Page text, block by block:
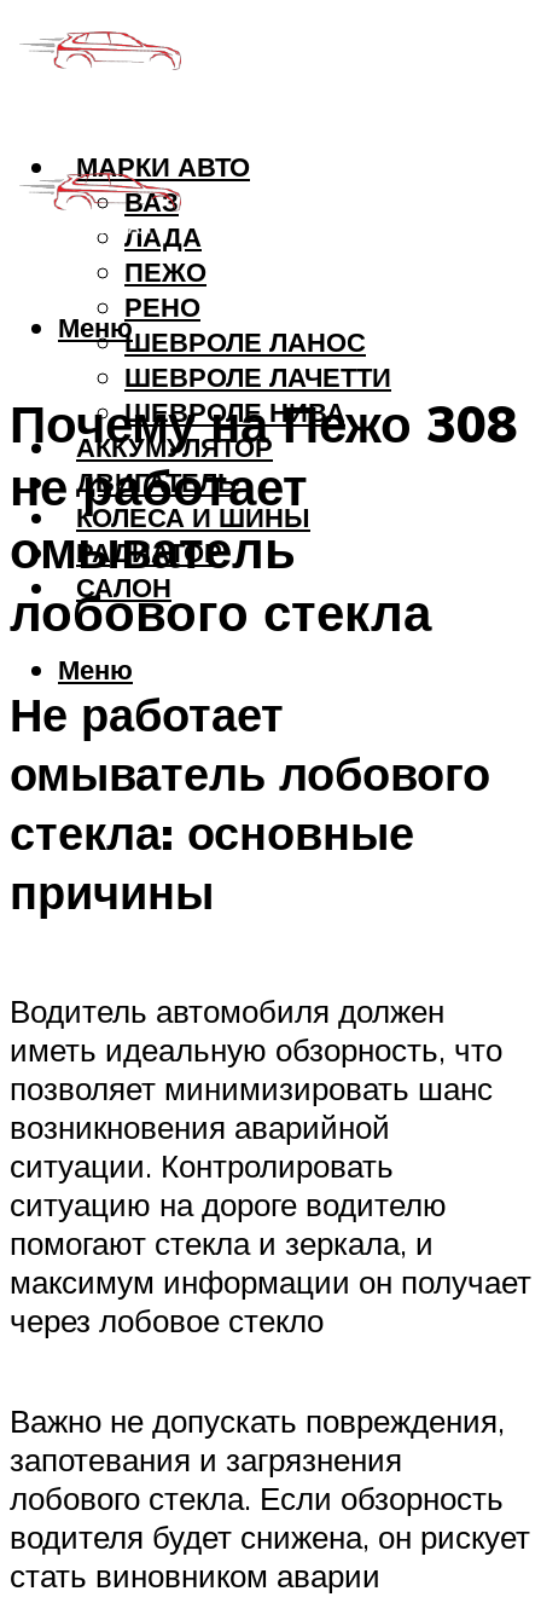
МАРКИ АВТО
ВАЗ
ЛАДА
ПЕЖО
РЕНО
ШЕВРОЛЕ ЛАНОС
ШЕВРОЛЕ ЛАЧЕТТИ
ШЕВРОЛЕ НИВА
АККУМУЛЯТОР
ДВИГАТЕЛЬ
КОЛЕСА И ШИНЫ
РАДИАТОР
САЛОН
Меню
Меню
Почему на Пежо 308
не работает
омыватель
лобового стекла
Не работает
омыватель лобового
стекла: основные
причины
Водитель автомобиля должен
иметь идеальную обзорность, что
позволяет минимизировать шанс
возникновения аварийной
ситуации. Контролировать
ситуацию на дороге водителю
помогают стекла и зеркала, и
максимум информации он получает
через лобовое стекло
Важно не допускать повреждения,
запотевания и загрязнения
лобового стекла. Если обзорность
водителя будет снижена, он рискует
стать виновником аварии